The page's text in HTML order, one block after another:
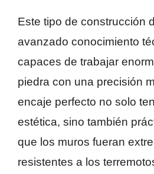
Este tipo de construcción
avanzado conocimiento
capaces de trabajar
piedra con una precisión
encaje perfecto no solo
estética, sino también
que los muros fueran
resistentes a los